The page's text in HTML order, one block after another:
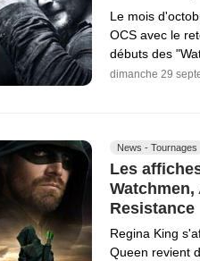
Le mois
OCS avec le
débuts des
dimanche 29
News - Tournages
Les
Watchmen,
Resistance
Regina King
Queen revient